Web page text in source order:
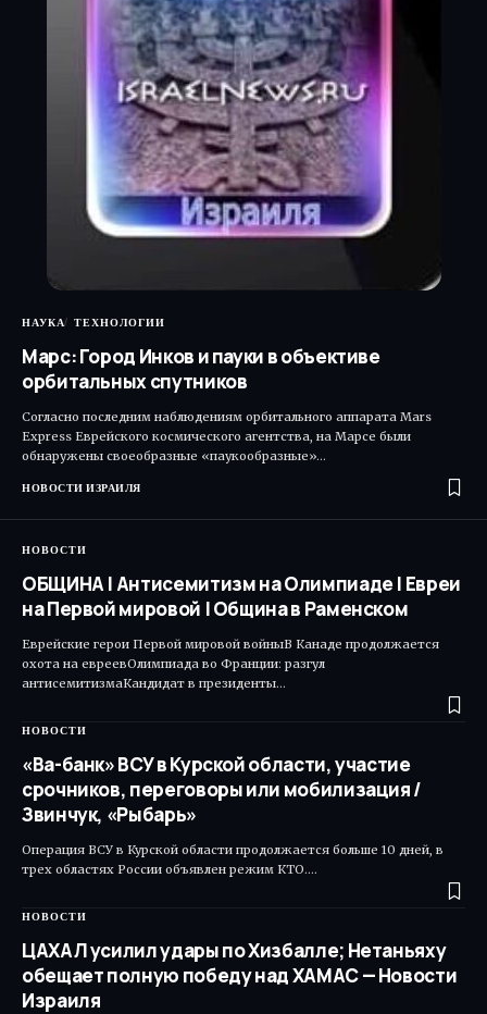
НАУКА ТЕХНОЛОГИИ
Марс: Город Инков и пауки в объективе
орбитальных спутников
Согласно последним наблюдениям орбитального аппарата Mars
Express Еврейского космического агентства, на Марсе были
обнаружены своеобразные «паукообразные»…
НОВОСТИ ИЗРАИЛЯ
НОВОСТИ
ОБЩИНА | Антисемитизм на Олимпиаде | Евреи
на Первой мировой | Община в Раменском
Еврейские герои Первой мировой войныВ Канаде продолжается
охота на евреевОлимпиада во Франции: разгул
антисемитизмаКандидат в президенты…
НОВОСТИ
«Ва-банк» ВСУ в Курской области, участие
срочников, переговоры или мобилизация /
Звинчук, «Рыбарь»
Операция ВСУ в Курской области продолжается больше 10 дней, в
трех областях России объявлен режим КТО.…
НОВОСТИ
ЦАХАЛ усилил удары по Хизбалле; Нетаньяху
обещает полную победу над ХАМАС — Новости
Израиля